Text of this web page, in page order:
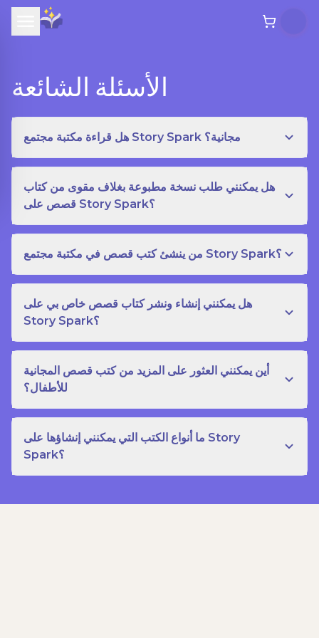
الأسئلة الشائعة
هل قراءة مكتبة مجتمع Story Spark مجانية؟
هل يمكنني طلب نسخة مطبوعة بغلاف مقوى من كتاب
قصص على Story Spark؟
من ينشئ كتب قصص في مكتبة مجتمع Story Spark؟
هل يمكنني إنشاء ونشر كتاب قصص خاص بي على
Story Spark؟
أين يمكنني العثور على المزيد من كتب قصص المجانية
للأطفال؟
ما أنواع الكتب التي يمكنني إنشاؤها على Story
Spark؟